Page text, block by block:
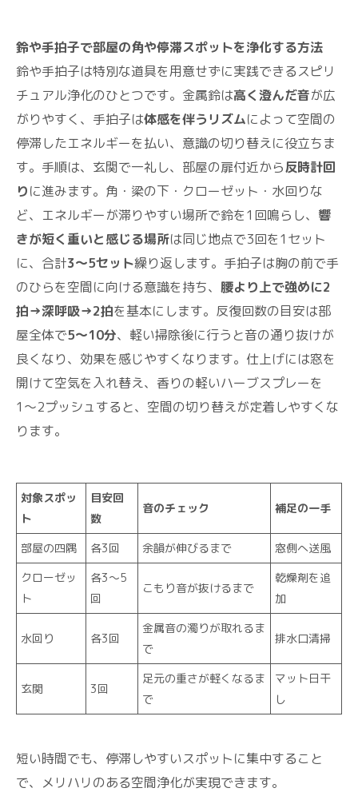
鈴や手拍子で部屋の角や停滞スポットを浄化する方法
鈴や手拍子は特別な道具を用意せずに実践できるスピリ
チュアル浄化のひとつです。金属鈴は高く澄んだ音が広
がりやすく、手拍子は体感を伴うリズムによって空間の
停滞したエネルギーを払い、意識の切り替えに役立ちま
す。手順は、玄関で一礼し、部屋の扉付近から反時計回
りに進みます。角・梁の下・クローゼット・水回りな
ど、エネルギーが滞りやすい場所で鈴を1回鳴らし、 響
きが短く重いと感じる場所は同じ地点で3回を1セット
に、合計3〜5セット繰り返します。手拍子は胸の前で手
のひらを空間に向ける意識を持ち、 腰より上で強めに2
拍→深呼吸→2拍を基本にします。反復回数の目安は部
屋全体で5〜10分、軽い掃除後に行うと音の通り抜けが
良くなり、効果を感じやすくなります。仕上げには窓を
開けて空気を入れ替え、香りの軽いハーブスプレーを
1〜2プッシュすると、空間の切り替えが定着しやすくな
ります。
対象スポッ
ト
目安回
数
音のチェック 補足の一手
部屋の四隅 各3回 余韻が伸びるまで
窓側へ送風
クローゼッ
ト
各3〜5
回
こもり音が抜けるまで
乾燥剤を追
加
水回り 各3回
金属音の濁りが取れるま
で
排水口清掃
玄関 3回
足元の重さが軽くなるま
で
マット日干
し
短い時間でも、停滞しやすいスポットに集中すること
で、メリハリのある空間浄化が実現できます。